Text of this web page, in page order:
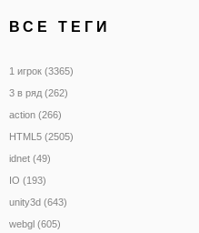
ВСЕ ТЕГИ
1 игрок (3365)
3 в ряд (262)
action (266)
HTML5 (2505)
idnet (49)
IO (193)
unity3d (643)
webgl (605)